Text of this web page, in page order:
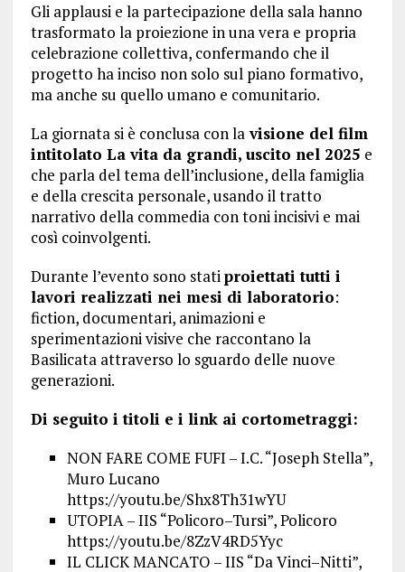
Gli applausi e la partecipazione della sala hanno
trasformato la proiezione in una vera e propria
celebrazione collettiva, confermando che il
progetto ha inciso non solo sul piano formativo,
ma anche su quello umano e comunitario.
La giornata si è conclusa con lavisione del film
intitolato La vita da grandi, uscito nel 2025 e
che parla del tema dell’inclusione, della famiglia
e della crescita personale, usando il tratto
narrativo della commedia con toni incisivi e mai
così coinvolgenti.
Durante l’evento sono statiproiettati tutti i
lavori realizzati nei mesi di laboratorio:
fiction, documentari, animazioni e
sperimentazioni visive che raccontano la
Basilicata attraverso lo sguardo delle nuove
generazioni.
Di seguito i titoli e i link ai cortometraggi:
NON FARE COME FUFI – I.C. “Joseph Stella”,
Muro Lucano
https://youtu.be/Shx8Th31wYU
UTOPIA – IIS “Policoro–Tursi”, Policoro
https://youtu.be/8ZzV4RD5Yyc
IL CLICK MANCATO – IIS “Da Vinci–Nitti”,